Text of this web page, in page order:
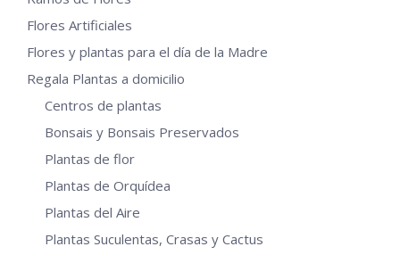
Flores Artificiales
Flores y plantas para el día de la Madre
Regala Plantas a domicilio
Centros de plantas
Bonsais y Bonsais Preservados
Plantas de flor
Plantas de Orquídea
Plantas del Aire
Plantas Suculentas, Crasas y Cactus